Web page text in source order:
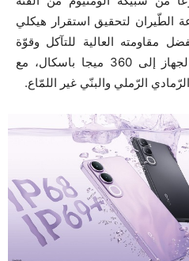
الطّيران لتحقيق استقرار هيكلي
مقاومته العالية للتآكل وقوّة
تحمّل الصّدمات، تصل متانة الجهاز إلى 360 ميجا باسكال، مع
الرّملي والبنّي غير اللمّاع.